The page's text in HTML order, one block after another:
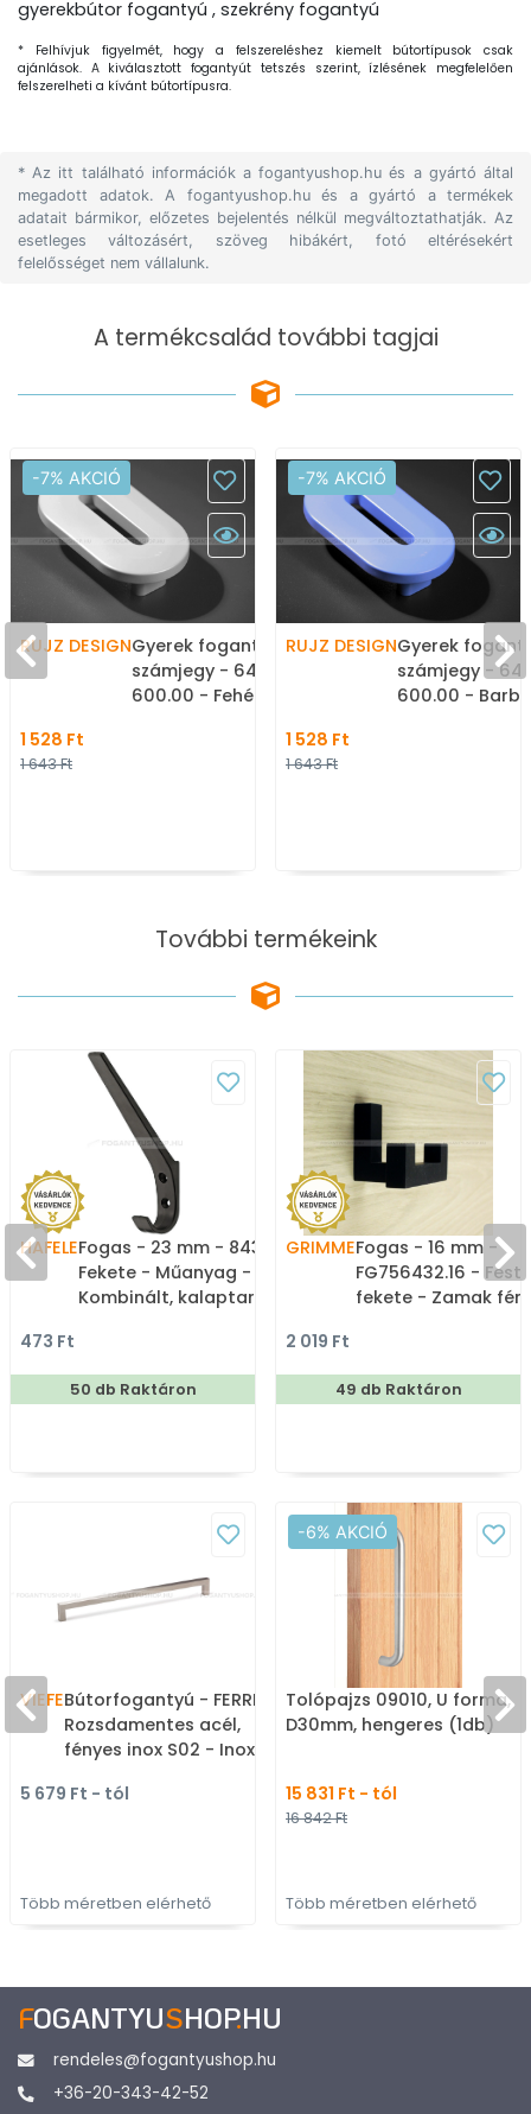
gyerekbútor fogantyú , szekrény fogantyú
* Felhívjuk figyelmét, hogy a felszereléshez kiemelt bútortípusok csak
ajánlások. A kiválasztott fogantyút tetszés szerint, ízlésének megfelelően
felszerelheti a kívánt bútortípusra.
* Az itt található információk a fogantyushop.hu és a gyártó által
megadott adatok. A fogantyushop.hu és a gyártó a termékek
adatait bármikor, előzetes bejelentés nélkül megváltoztathatják. Az
esetleges változásért, szöveg hibákért, fotó eltérésekért
felelősséget nem vállalunk.
A termékcsalád további tagjai
-7% AKCIÓ
RUJZ DESIGNGyerek fogantyú szám, 0
számjegy - 64 mm -
600.00 - Fehér -
gyerekbútor fogantyú
1 528 Ft
1 643 Ft
-7% AKCIÓ
RUJZ DESIGNGyerek
számjegy - 64
600.00 - Barbi
1 528 Ft
1 643 Ft
További termékeink
HAFELEFogas - 23 mm - 843.17 -
Fekete - Műanyag -
Kombinált, kalaptartós
473 Ft
50 db Raktáron
GRIMMEFogas - 16 mm -
FG756432.16 -
fekete - Zamak fém
2 019 Ft
49 db Raktáron
VIEFEBútorfogantyú - FERRI -
Rozsdamentes acél,
fényes inox S02 - Inox -
inox fém bútorfogantyú -
5 679 Ft - tól
Több méretben elérhető
-6% AKCIÓ
Tolópajzs 09010, U forma,
D30mm, hengeres (1db)
15 831 Ft - tól
16 842 Ft
Több méretben elérhető
FOGANTYUSHOP.HU
rendeles@fogantyushop.hu
+36-20-343-42-52